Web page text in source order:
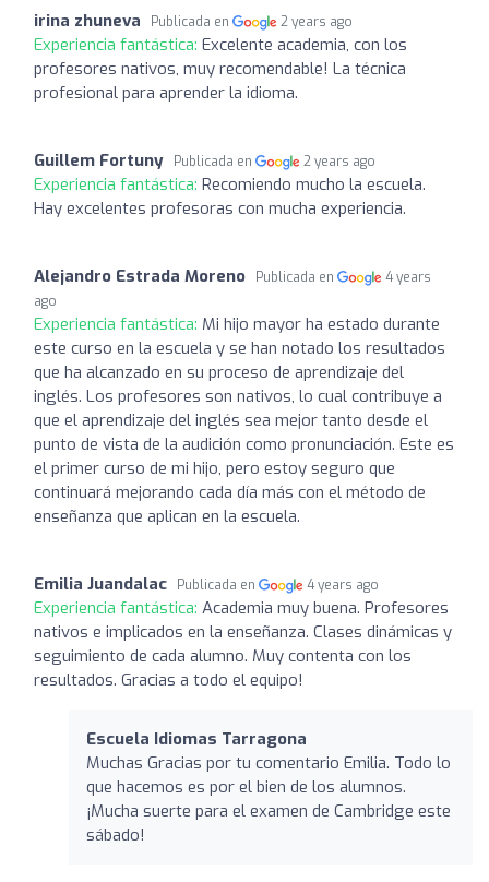
irina zhuneva Publicada en 2 years ago
Experiencia fantástica: Excelente academia, con los
profesores nativos, muy recomendable! La técnica
profesional para aprender la idioma.
Guillem Fortuny Publicada en 2 years ago
Experiencia fantástica: Recomiendo mucho la escuela.
Hay excelentes profesoras con mucha experiencia.
Alejandro Estrada Moreno Publicada en
4 years
ago
Experiencia fantástica: Mi hijo mayor ha estado durante
este curso en la escuela y se han notado los resultados
que ha alcanzado en su proceso de aprendizaje del
inglés. Los profesores son nativos, lo cual contribuye a
que el aprendizaje del inglés sea mejor tanto desde el
punto de vista de la audición como pronunciación. Este es
el primer curso de mi hijo, pero estoy seguro que
continuará mejorando cada día más con el método de
enseñanza que aplican en la escuela.
Emilia Juandalac Publicada en 4 years ago
Experiencia fantástica: Academia muy buena. Profesores
nativos e implicados en la enseñanza. Clases dinámicas y
seguimiento de cada alumno. Muy contenta con los
resultados. Gracias a todo el equipo!
Escuela Idiomas Tarragona
Muchas Gracias por tu comentario Emilia. Todo lo
que hacemos es por el bien de los alumnos.
¡Mucha suerte para el examen de Cambridge este
sábado!